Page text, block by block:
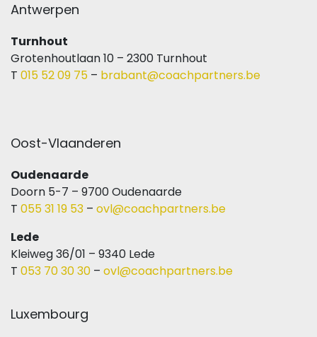
Antwerpen
Turnhout
Grotenhoutlaan 10 – 2300 Turnhout
T 015 52 09 75 – brabant@coachpartners.be
Oost-Vlaanderen
Oudenaarde
Doorn 5-7 – 9700 Oudenaarde
T 055 31 19 53 – ovl@coachpartners.be
Lede
Kleiweg 36/01 – 9340 Lede
T 053 70 30 30 – ovl@coachpartners.be
Luxembourg